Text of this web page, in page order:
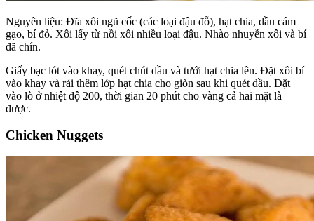
Nguyên liệu: Đĩa xôi ngũ cốc (các loại đậu đỗ), hạt chia, dầu cám
gạo, bí đỏ. Xôi lấy từ nồi xôi nhiều loại đậu. Nhào nhuyễn xôi và bí
đã chín.
Giấy bạc lót vào khay, quét chút dầu và tưới hạt chia lên. Đặt xôi bí
vào khay và rải thêm lớp hạt chia cho giòn sau khi quét dầu. Đặt
vào lò ở nhiệt độ 200, thời gian 20 phút cho vàng cả hai mặt là
được.
Chicken Nuggets